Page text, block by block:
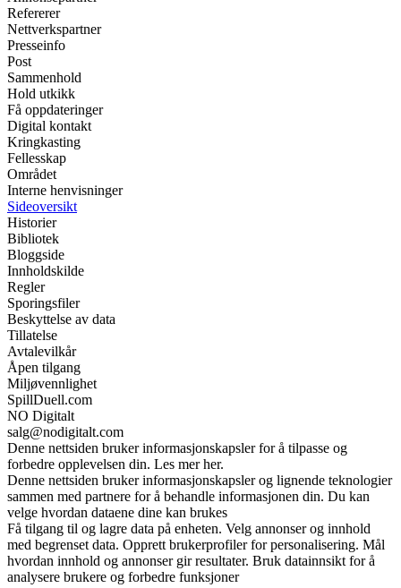
Refererer
Nettverkspartner
Presseinfo
Post
Sammenhold
Hold utkikk
Få oppdateringer
Digital kontakt
Kringkasting
Fellesskap
Området
Interne henvisninger
Sideoversikt
Historier
Bibliotek
Bloggside
Innholdskilde
Regler
Sporingsfiler
Beskyttelse av data
Tillatelse
Avtalevilkår
Åpen tilgang
Miljøvennlighet
SpillDuell.com
NO Digitalt
salg@nodigitalt.com
Denne nettsiden bruker informasjonskapsler for å tilpasse og
forbedre opplevelsen din. Les mer her.
Denne nettsiden bruker informasjonskapsler og lignende teknologier
sammen med partnere for å behandle informasjonen din. Du kan
velge hvordan dataene dine kan brukes
Få tilgang til og lagre data på enheten. Velg annonser og innhold
med begrenset data. Opprett brukerprofiler for personalisering. Mål
hvordan innhold og annonser gir resultater. Bruk datainnsikt for å
analysere brukere og forbedre funksjoner